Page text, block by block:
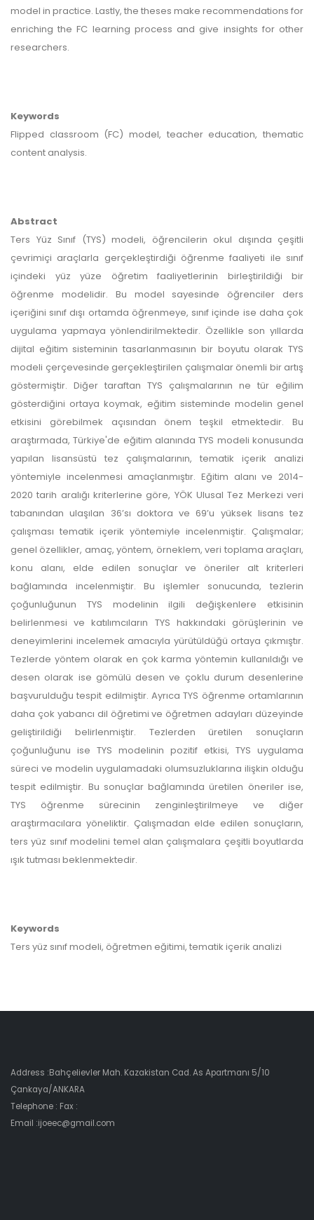
model in practice. Lastly, the theses make recommendations for
enriching the FC learning process and give insights for other
researchers.
Keywords
Flipped classroom (FC) model, teacher education, thematic
content analysis.
Abstract
Ters Yüz Sınıf (TYS) modeli, öğrencilerin okul dışında çeşitli
çevrimiçi araçlarla gerçekleştirdiği öğrenme faaliyeti ile sınıf
içindeki yüz yüze öğretim faaliyetlerinin birleştirildiği bir
öğrenme modelidir. Bu model sayesinde öğrenciler ders
içeriğini sınıf dışı ortamda öğrenmeye, sınıf içinde ise daha çok
uygulama yapmaya yönlendirilmektedir. Özellikle son yıllarda
dijital eğitim sisteminin tasarlanmasının bir boyutu olarak TYS
modeli çerçevesinde gerçekleştirilen çalışmalar önemli bir artış
göstermiştir. Diğer taraftan TYS çalışmalarının ne tür eğilim
gösterdiğini ortaya koymak, eğitim sisteminde modelin genel
etkisini görebilmek açısından önem teşkil etmektedir. Bu
araştırmada, Türkiye'de eğitim alanında TYS modeli konusunda
yapılan lisansüstü tez çalışmalarının, tematik içerik analizi
yöntemiyle incelenmesi amaçlanmıştır. Eğitim alanı ve 2014-
2020 tarih aralığı kriterlerine göre, YÖK Ulusal Tez Merkezi veri
tabanından ulaşılan 36’sı doktora ve 69’u yüksek lisans tez
çalışması tematik içerik yöntemiyle incelenmiştir. Çalışmalar;
genel özellikler, amaç, yöntem, örneklem, veri toplama araçları,
konu alanı, elde edilen sonuçlar ve öneriler alt kriterleri
bağlamında incelenmiştir. Bu işlemler sonucunda, tezlerin
çoğunluğunun TYS modelinin ilgili değişkenlere etkisinin
belirlenmesi ve katılımcıların TYS hakkındaki görüşlerinin ve
deneyimlerini incelemek amacıyla yürütüldüğü ortaya çıkmıştır.
Tezlerde yöntem olarak en çok karma yöntemin kullanıldığı ve
desen olarak ise gömülü desen ve çoklu durum desenlerine
başvurulduğu tespit edilmiştir. Ayrıca TYS öğrenme ortamlarının
daha çok yabancı dil öğretimi ve öğretmen adayları düzeyinde
geliştirildiği belirlenmiştir. Tezlerden üretilen sonuçların
çoğunluğunu ise TYS modelinin pozitif etkisi, TYS uygulama
süreci ve modelin uygulamadaki olumsuzluklarına ilişkin olduğu
tespit edilmiştir. Bu sonuçlar bağlamında üretilen öneriler ise,
TYS öğrenme sürecinin zenginleştirilmeye ve diğer
araştırmacılara yöneliktir. Çalışmadan elde edilen sonuçların,
ters yüz sınıf modelini temel alan çalışmalara çeşitli boyutlarda
ışık tutması beklenmektedir.
Keywords
Ters yüz sınıf modeli, öğretmen eğitimi, tematik içerik analizi
Address :Bahçelievler Mah. Kazakistan Cad. As Apartmanı 5/10
Çankaya/ANKARA
Telephone : Fax :
Email :ijoeec@gmail.com